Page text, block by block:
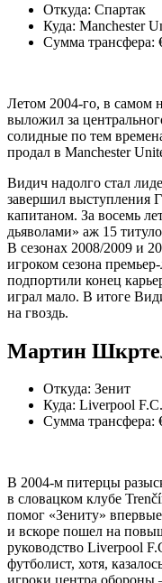
Откуда: Спартак
Куда: Manchester
Сумма трансфера:
Летом 2004-го, в самом
выложил за
солидные по тем
продал в Manchester
Видич надолго стал
завершил выступления
капитаном. За восемь
дьяволами» аж 15
В сезонах 2008/2009 и
игроком сезона
подпортили конец
играл мало. В итоге
на гвоздь.
Мартин
Откуда: Зенит
Куда: Liverpool F.C.
Сумма трансфера:
В 2004-м питерцы
в словацком клубе
помог «Зениту»
и вскоре пошел на
руководство Liverpool
футболист, хотя,